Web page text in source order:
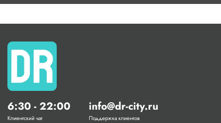
6:30 - 22:00
Клиентский чат
info@dr-city.ru
Поддержка клиентов